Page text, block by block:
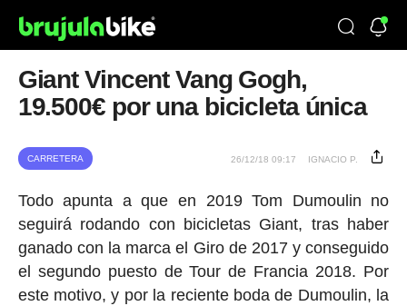
Giant Vincent Vang Gogh,
19.500€ por una bicicleta única
CARRETERA 26/12/18 09:17 IGNACIO P.
Todo apunta a que en 2019 Tom Dumoulin no
seguirá rodando con bicicletas Giant, tras haber
ganado con la marca el Giro de 2017 y conseguido
el segundo puesto de Tour de Francia 2018. Por
este motivo, y por la reciente boda de Dumoulin, la